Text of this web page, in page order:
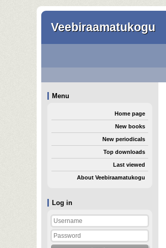
Veebiraamatukogu
Log in
Menu
Home page
New books
New periodicals
Top downloads
Last viewed
About Veebiraamatukogu